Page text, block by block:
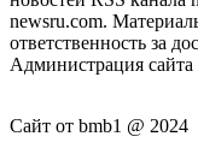
newsru.com.
ответственность за
Администрация сайта
Сайт от bmb1 @ 2024